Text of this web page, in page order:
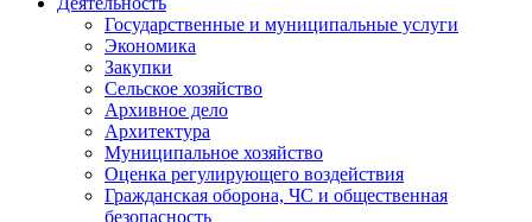
Государственные и муниципальные услуги
Экономика
Закупки
Сельское хозяйство
Архивное дело
Архитектура
Муниципальное хозяйство
Оценка регулирующего воздействия
Гражданская оборона, ЧС и общественная
безопасность